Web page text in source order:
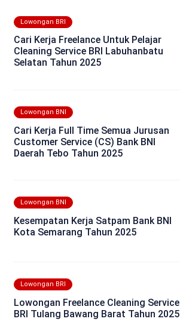
Lowongan BRI
Cari Kerja Freelance Untuk Pelajar
Cleaning Service BRI Labuhanbatu
Selatan Tahun 2025
Lowongan BNI
Cari Kerja Full Time Semua Jurusan
Customer Service (CS) Bank BNI
Daerah Tebo Tahun 2025
Lowongan BNI
Kesempatan Kerja Satpam Bank BNI
Kota Semarang Tahun 2025
Lowongan BRI
Lowongan Freelance Cleaning Service
BRI Tulang Bawang Barat Tahun 2025